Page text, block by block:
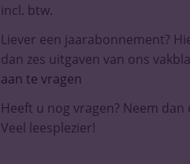
incl. btw.
Liever een jaarabonnement?
dan zes uitgaven van ons
aan te vragen
Heeft u nog vragen? Neem
Veel leesplezier!